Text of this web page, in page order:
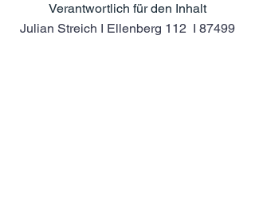
Verantwortlich für den Inhalt​
Julian Streich I Ellenberg 112 I 87499